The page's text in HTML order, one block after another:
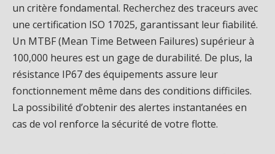
un critère fondamental. Recherchez des traceurs avec
une certification ISO 17025, garantissant leur fiabilité.
Un MTBF (Mean Time Between Failures) supérieur à
100,000 heures est un gage de durabilité. De plus, la
résistance IP67 des équipements assure leur
fonctionnement même dans des conditions difficiles.
La possibilité d’obtenir des alertes instantanées en
cas de vol renforce la sécurité de votre flotte.